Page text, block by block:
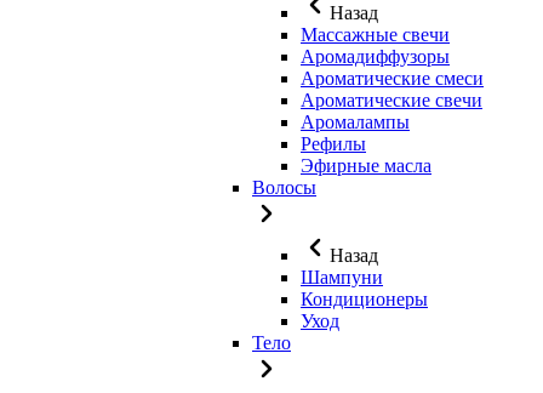
Назад
Массажные свечи
Аромадиффузоры
Ароматические смеси
Ароматические свечи
Аромалампы
Рефилы
Эфирные масла
Волосы
Назад
Шампуни
Кондиционеры
Уход
Тело